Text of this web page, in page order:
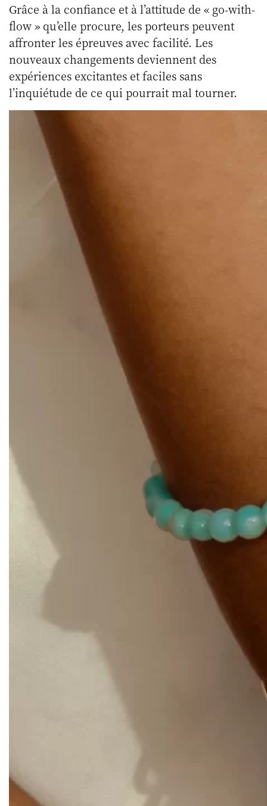
Grâce à la confiance et à l’attitude de « go-with-
flow » qu’elle procure, les porteurs peuvent
affronter les épreuves avec facilité. Les
nouveaux changements deviennent des
expériences excitantes et faciles sans
l’inquiétude de ce qui pourrait mal tourner.